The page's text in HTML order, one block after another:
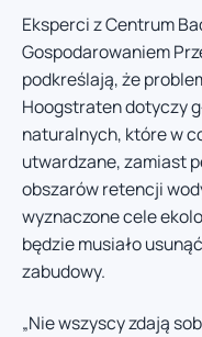
Eksperci z Centrum
Gospodarowaniem
podkreślają, że
Hoogstraten dotyczy
naturalnych, które w
utwardzane, zamiast
obszarów retencji
wyznaczone cele
będzie musiało
zabudowy.
„Nie wszyscy zdają